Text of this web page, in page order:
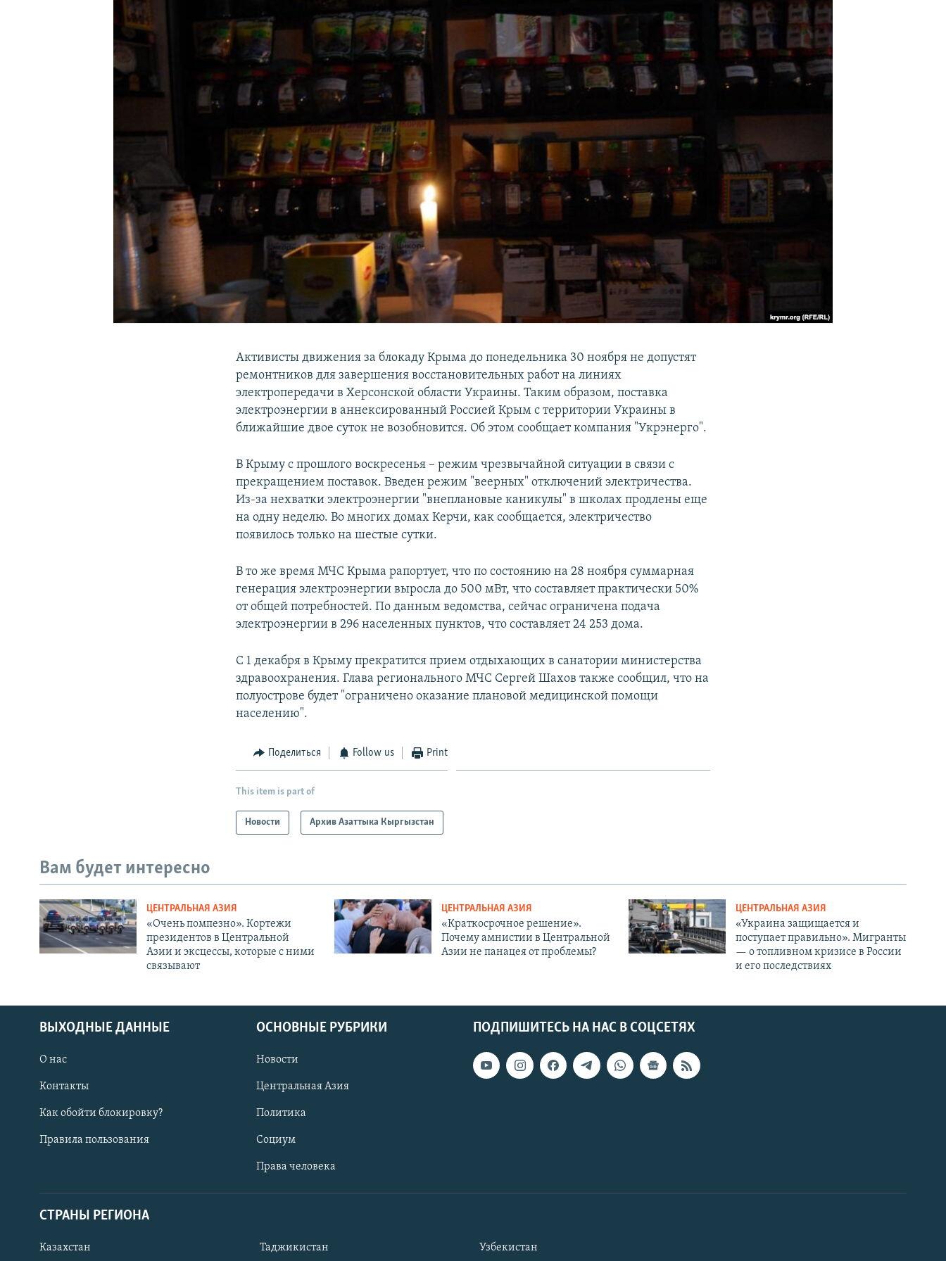
Активисты движения за блокаду Крыма до понедельника 30 ноября не допустят
ремонтников для завершения восстановительных работ на линиях
электропередачи в Херсонской области Украины. Таким образом, поставка
электроэнергии в аннексированный Россией Крым с территории Украины в
ближайшие двое суток не возобновится. Об этом сообщает компания "Укрэнерго".
В Крыму с прошлого воскресенья – режим чрезвычайной ситуации в связи с
прекращением поставок. Введен режим "веерных" отключений электричества.
Из-за нехватки электроэнергии "внеплановые каникулы" в школах продлены еще
на одну неделю. Во многих домах Керчи, как сообщается, электричество
появилось только на шестые сутки.
В то же время МЧС Крыма рапортует, что по состоянию на 28 ноября суммарная
генерация электроэнергии выросла до 500 мВт, что составляет практически 50%
от общей потребностей. По данным ведомства, сейчас ограничена подача
электроэнергии в 296 населенных пунктов, что составляет 24 253 дома.
С 1 декабря в Крыму прекратится прием отдыхающих в санатории министерства
здравоохранения. Глава регионального МЧС Сергей Шахов также сообщил, что на
полуострове будет "ограничено оказание плановой медицинской помощи
населению".
Поделиться Follow us Print
This item is part of
Новости Архив Азаттыка Кыргызстан
Вам будет интересно
ЦЕНТРАЛЬНАЯ АЗИЯ
«Очень помпезно». Кортежи
президентов в Центральной
Азии и эксцессы, которые с ними
связывают
ЦЕНТРАЛЬНАЯ АЗИЯ
«Краткосрочное решение».
Почему амнистии в Центральной
Азии не панацея от проблемы?
ЦЕНТРАЛЬНАЯ АЗИЯ
«Украина защищается и
поступает правильно». Мигранты
— о топливном кризисе в России
и его последствиях
ПОДПИШИТЕСЬ НА НАС В СОЦСЕТЯХ
ВЫХОДНЫЕ ДАННЫЕ
О нас
Контакты
Как обойти блокировку?
Правила пользования
ОСНОВНЫЕ РУБРИКИ
Новости
Центральная Азия
Политика
Социум
Права человека
СТРАНЫ РЕГИОНА
Казахстан Таджикистан Узбекистан